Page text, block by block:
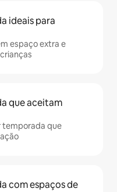
ideais para
espaço extra e
que aceitam
temporada que
com espaços de